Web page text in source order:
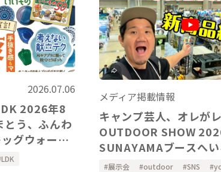
2026.07.06
2026年8
とう、ふんわ
グウォーマ
。
LDK
メディア掲載情報
キャンプ芸人、オレが
OUTDOOR SHOW 2026の
SUNAYAMAブースへ
ました！
展示会 outdoor SNS